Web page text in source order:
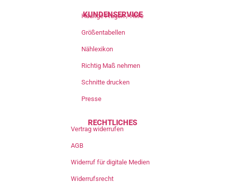
KUNDENSERVICE
Häufige Fragen / Hilfe
Größentabellen
Nählexikon
Richtig Maß nehmen
Schnitte drucken
Presse
RECHTLICHES
Vertrag widerrufen
AGB
Widerruf für digitale Medien
Widerrufsrecht